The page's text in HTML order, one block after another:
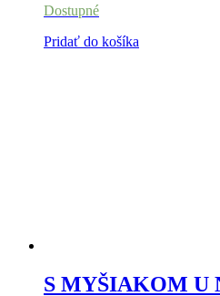
Dostupné
Pridať do košíka
S MYŠIAKOM U